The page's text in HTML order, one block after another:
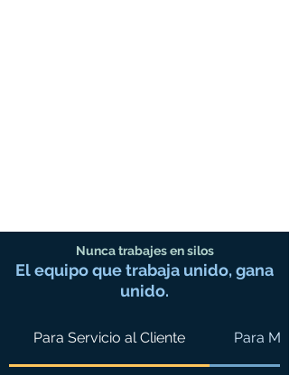
Nunca trabajes en silos
El equipo que trabaja unido, gana
unido.
Para Servicio al Cliente Para